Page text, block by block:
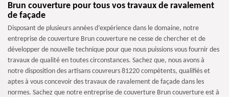
Brun couverture pour tous vos travaux de ravalement
de façade
Disposant de plusieurs années d’expérience dans le domaine, notre
entreprise de couverture Brun couverture ne cesse de chercher et de
développer de nouvelle technique pour que nous puissions vous fournir des
travaux de qualité en toutes circonstances. Sachez que, nous avons à
notre disposition des artisans couvreurs 81220 compétents, qualifiés et
aptes à vous concevoir des travaux de ravalement de façade dans les
normes. Sachez que notre entreprise de couverture Brun couverture est à